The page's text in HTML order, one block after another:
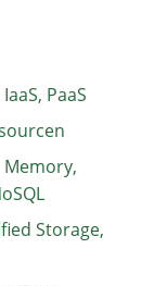
PaaS
Memory,
Storage,